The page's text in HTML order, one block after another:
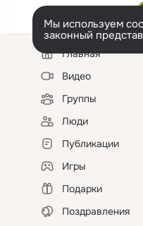
Мы используем
законный
Левая
колонкаГлавная
Видео
Группы
Люди
Публикации
Игры
Подарки
Поздравления